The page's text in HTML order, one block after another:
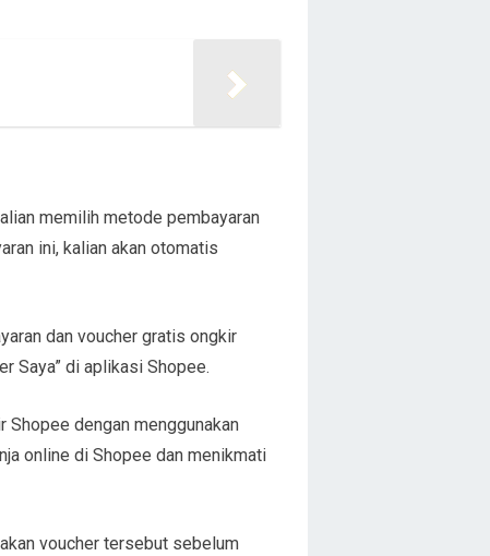
memilih metode pembayaran
ini, kalian akan otomatis
dan voucher gratis ongkir
Saya” di aplikasi Shopee.
dengan menggunakan
online di Shopee dan menikmati
voucher tersebut sebelum